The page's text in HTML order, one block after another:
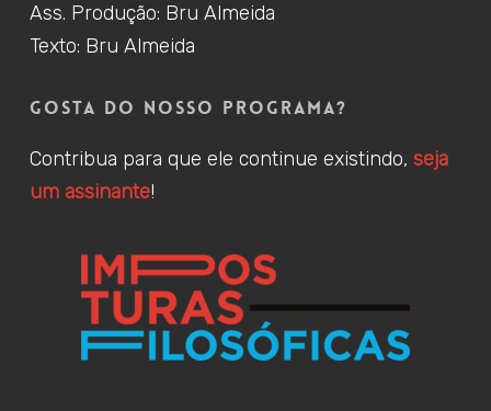
Ass. Produção: Bru Almeida
Texto: Bru Almeida
Gosta do nosso programa?
Contribua para que ele continue existindo, seja
um assinante!